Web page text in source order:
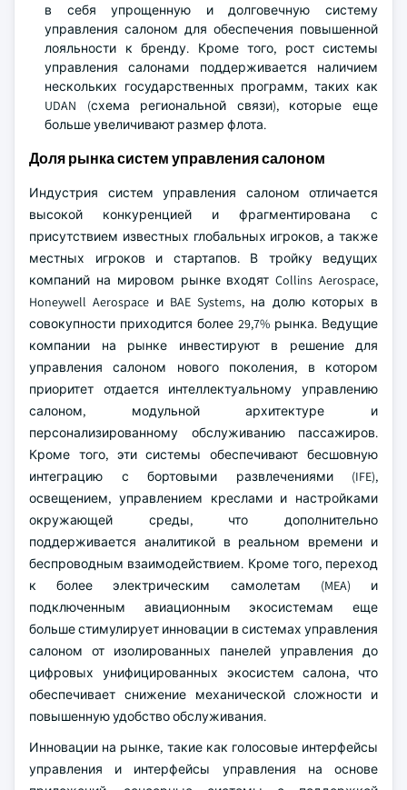
в себя упрощенную и долговечную систему
управления салоном для обеспечения повышенной
лояльности к бренду. Кроме того, рост системы
управления салонами поддерживается наличием
нескольких государственных программ, таких как
UDAN (схема региональной связи), которые еще
больше увеличивают размер флота.
Доля рынка систем управления салоном
Индустрия систем управления салоном отличается
высокой конкуренцией и фрагментирована с
присутствием известных глобальных игроков, а также
местных игроков и стартапов. В тройку ведущих
компаний на мировом рынке входят Collins Aerospace,
Honeywell Aerospace и BAE Systems, на долю которых в
совокупности приходится более 29,7% рынка. Ведущие
компании на рынке инвестируют в решение для
управления салоном нового поколения, в котором
приоритет отдается интеллектуальному управлению
салоном, модульной архитектуре и
персонализированному обслуживанию пассажиров.
Кроме того, эти системы обеспечивают бесшовную
интеграцию с бортовыми развлечениями (IFE),
освещением, управлением креслами и настройками
окружающей среды, что дополнительно
поддерживается аналитикой в реальном времени и
беспроводным взаимодействием. Кроме того, переход
к более электрическим самолетам (MEA) и
подключенным авиационным экосистемам еще
больше стимулирует инновации в системах управления
салоном от изолированных панелей управления до
цифровых унифицированных экосистем салона, что
обеспечивает снижение механической сложности и
повышенную удобство обслуживания.
Инновации на рынке, такие как голосовые интерфейсы
управления и интерфейсы управления на основе